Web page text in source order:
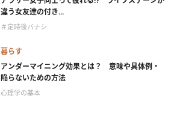
違う女友達の付き...
＃定時後バナシ
暮らす
アンダーマイニング効果とは？ 意味や具体例・
陥らないための方法
心理学の基本